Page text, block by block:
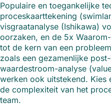
Populaire en toegankelijke
proceskaarttekening
visgraatanalyse (Ishikawa)
oorzaken, en de 5x
tot de kern van een
zoals een gezamenlijke
waardestroom-analyse
werken ook uitstekend. Kies
de complexiteit van het
team.